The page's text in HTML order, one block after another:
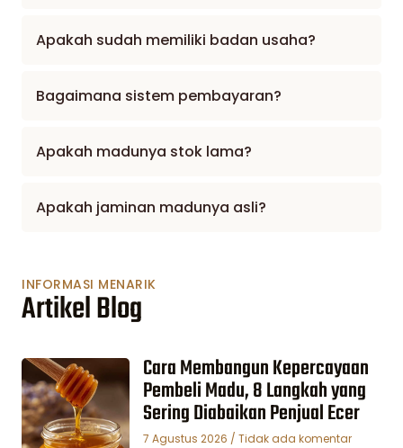
Apakah sudah memiliki badan usaha?
Bagaimana sistem pembayaran?
Apakah madunya stok lama?
Apakah jaminan madunya asli?
INFORMASI MENARIK
Artikel Blog
Cara Membangun Kepercayaan
Pembeli Madu, 8 Langkah yang
Sering Diabaikan Penjual Ecer
7 Agustus 2026 Tidak ada komentar